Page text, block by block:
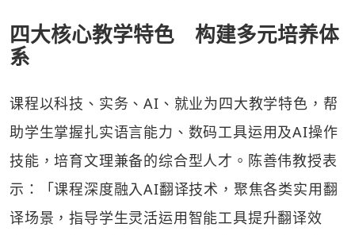
四大核心教学特色 构建多元培养体
系
课程以科技、实务、AI、就业为四大教学特色，帮
助学生掌握扎实语言能力、数码工具运用及AI操作
技能，培育文理兼备的综合型人才。陈善伟教授表
示：「课程深度融入AI翻译技术，聚焦各类实用翻
译场景，指导学生灵活运用智能工具提升翻译效